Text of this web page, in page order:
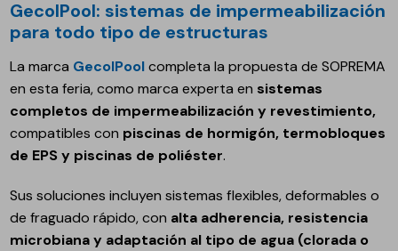
GecolPool: sistemas de impermeabilización
para todo tipo de estructuras
La marca GecolPoolcompleta la propuesta de SOPREMA
en esta feria, como marca experta en sistemas
completos de impermeabilización y revestimiento,
compatibles con piscinas de hormigón, termobloques
de EPS y piscinas de poliéster.
Sus soluciones incluyen sistemas flexibles, deformables o
de fraguado rápido, con alta adherencia, resistencia
microbiana y adaptación al tipo de agua (clorada o